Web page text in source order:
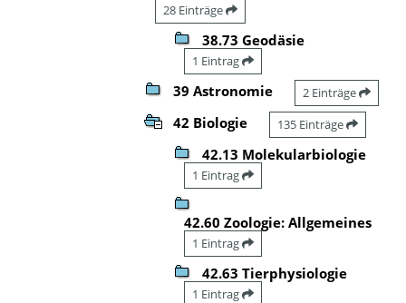
28 Einträge
38.73 Geodäsie
1 Eintrag
39 Astronomie 2 Einträge
42 Biologie 135 Einträge
42.13 Molekularbiologie
1 Eintrag
42.60 Zoologie: Allgemeines
1 Eintrag
42.63 Tierphysiologie
1 Eintrag